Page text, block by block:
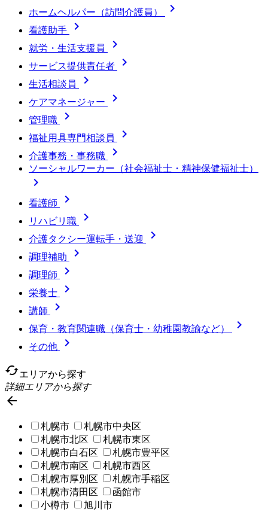
ホームヘルパー（訪問介護員） 
看護助手 
就労・生活支援員 
サービス提供責任者 
生活相談員 
ケアマネージャー 
管理職 
福祉用具専門相談員 
介護事務・事務職 
ソーシャルワーカー（社会福祉士・精神保健福祉士）

看護師 
リハビリ職 
介護タクシー運転手・送迎 
調理補助 
調理師 
栄養士 
講師 
保育・教育関連職（保育士・幼稚園教諭など） 
その他

cachedエリアから探す
詳細エリアから探す

札幌市
札幌市中央区
札幌市北区
札幌市東区
札幌市白石区
札幌市豊平区
札幌市南区
札幌市西区
札幌市厚別区
札幌市手稲区
札幌市清田区
函館市
小樽市
旭川市